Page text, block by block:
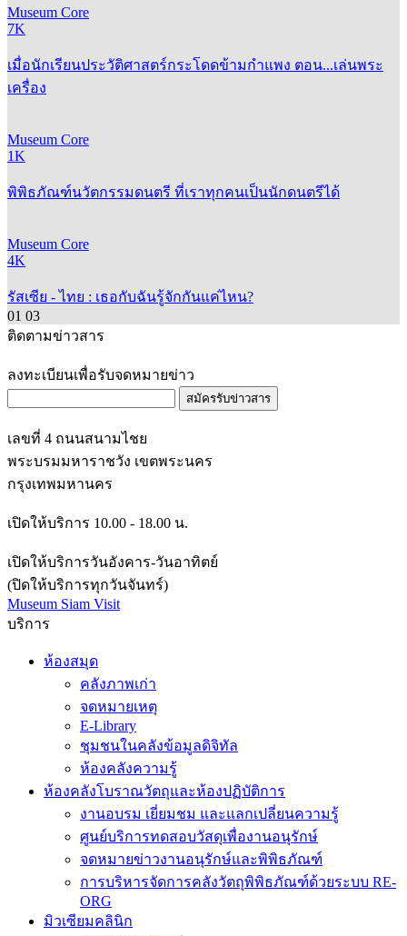
Museum Core
7K
เมื่อนักเรียนประวัติศาสตร์กระโดดข้ามกำแพง ตอน...เล่นพระ
Museum Core
Museum Core
รัสเซีย - ไทย : เธอกับฉันรู้จักกันแค่ไหน?
01 03
ลงทะเบียนเพื่อรับจดหมายข่าว
เลขที่ 4 ถนนสนามไชย
พระบรมมหาราชวัง เขตพระนคร
เปิดให้บริการวันอังคาร-วันอาทิตย์
(ปิดให้บริการทุกวันจันทร์)
Museum Siam Visit
ห้องสมุด
คลังภาพเก่า
จดหมายเหตุ
E-Library
ชุมชนในคลังข้อมูลดิจิทัล
ห้องคลังความรู้
ห้องคลังโบราณวัตถุและห้องปฏิบัติการ
งานอบรม เยี่ยมชม และแลกเปลี่ยนความรู้
ศูนย์บริการทดสอบวัสดุเพื่องานอนุรักษ์
จดหมายข่าวงานอนุรักษ์และพิพิธภัณฑ์
การบริหารจัดการคลังวัตถุพิพิธภัณฑ์ด้วยระบบ RE-
ORG